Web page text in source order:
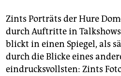
Zints Porträts der Hure
durch Auftritte in
blickt in einen Spiegel, als
durch die Blicke eines
eindrucksvollsten: Zints